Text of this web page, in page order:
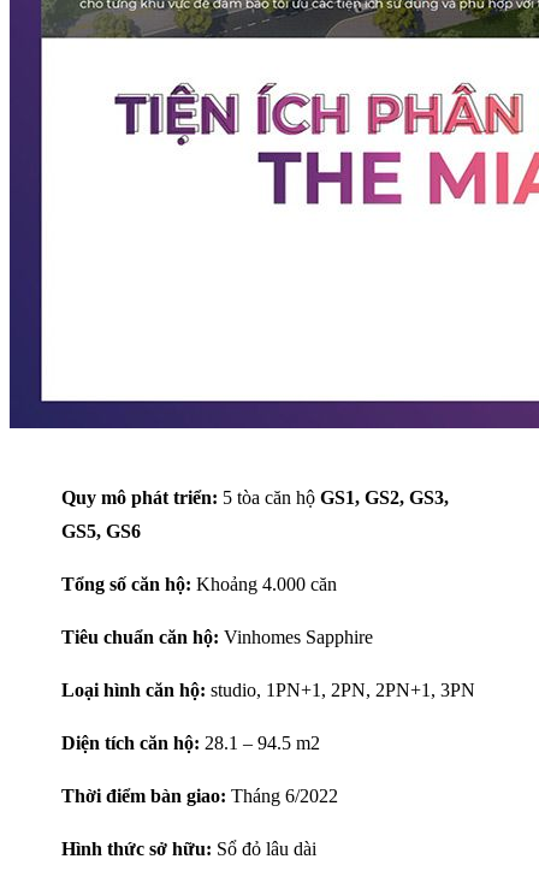
Quy mô phát triển: 5 tòa căn hộ GS1, GS2, GS3,
GS5, GS6
Tổng số căn hộ: Khoảng 4.000 căn
Tiêu chuẩn căn hộ: Vinhomes Sapphire
Loại hình căn hộ: studio, 1PN+1, 2PN, 2PN+1, 3PN
Diện tích căn hộ: 28.1 – 94.5 m2
Thời điểm bàn giao: Tháng 6/2022
Hình thức sở hữu: Sổ đỏ lâu dài